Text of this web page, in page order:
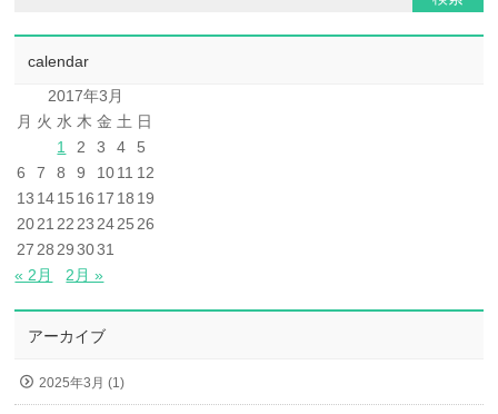
calendar
2017年3月
月 火 水 木 金 土 日
1
2 3 4
5
6
7 8 9 1011 12
13 1415 16 17 18 19
2021 22 23 2425 26
27 28 29 3031
« 2月
2月 »
アーカイブ
2025年3月 (1)